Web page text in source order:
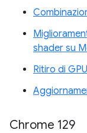
shader su
Ritiro di
Chrome 129